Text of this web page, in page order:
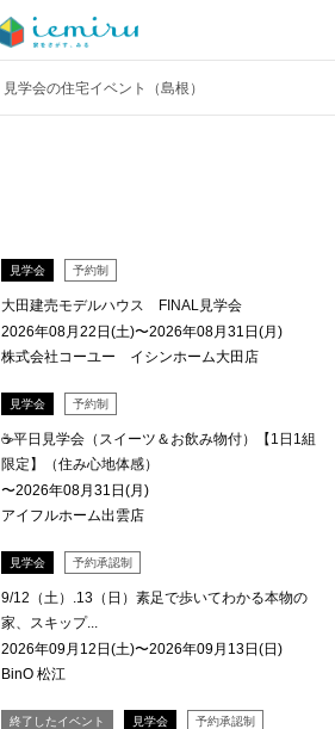
見学会の住宅イベント（島根）
見学会 予約制
大田建売モデルハウス FINAL見学会
2026年08月22日(土)〜2026年08月31日(月)
株式会社コーユー イシンホーム大田店
見学会 予約制
☕平日見学会（スイーツ＆お飲み物付）【1日1組
限定】（住み心地体感）
〜2026年08月31日(月)
アイフルホーム出雲店
見学会 予約承認制
9/12（土）.13（日）素足で歩いてわかる本物の
家、スキップ...
2026年09月12日(土)〜2026年09月13日(日)
BinO 松江
終了したイベント 見学会 予約承認制